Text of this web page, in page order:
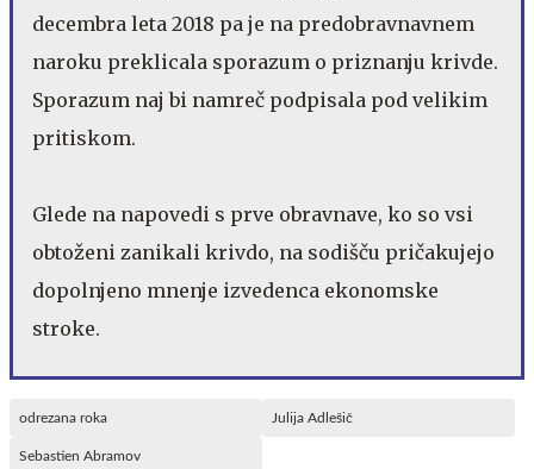
decembra leta 2018 pa je na predobravnavnem
naroku preklicala sporazum o priznanju krivde.
Sporazum naj bi namreč podpisala pod velikim
pritiskom.
Glede na napovedi s prve obravnave, ko so vsi
obtoženi zanikali krivdo, na sodišču pričakujejo
dopolnjeno mnenje izvedenca ekonomske
stroke.
odrezana roka Julija Adlešič
Sebastien Abramov